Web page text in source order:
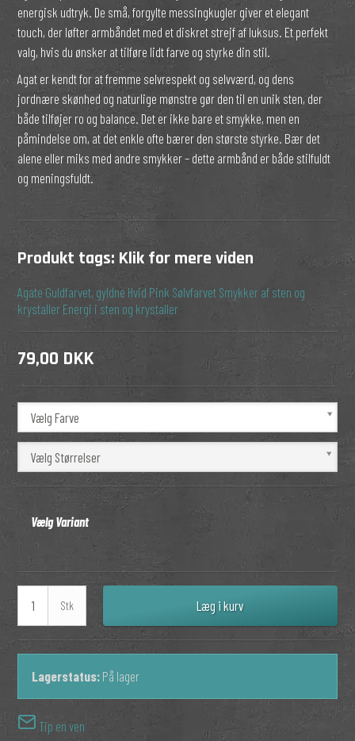
energisk udtryk. De små, forgylte messingkugler giver et elegant
touch, der løfter armbåndet med et diskret strejf af luksus. Et perfekt
valg, hvis du ønsker at tilføre lidt farve og styrke din stil.
Agat er kendt for at fremme selvrespekt og selvværd, og dens
jordnære skønhed og naturlige mønstre gør den til en unik sten, der
både tilføjer ro og balance. Det er ikke bare et smykke, men en
påmindelse om, at det enkle ofte bærer den største styrke. Bær det
alene eller miks med andre smykker – dette armbånd er både stilfuldt
og meningsfuldt.
Produkt tags: Klik for mere viden
Agate Guldfarvet, gyldne Hvid Pink Sølvfarvet Smykker af sten og
krystaller Energi i sten og krystaller
79,00 DKK
Vælg Farve
Vælg Størrelser
Vælg Variant
Stk Læg i kurv
Lagerstatus: På lager
Tip en ven